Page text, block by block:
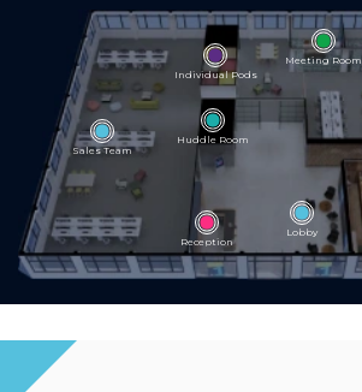
Individual Pods
Meeting Room
Sales Team
Huddle Room
Reception
Lobby